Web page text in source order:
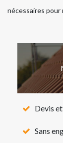
nécessaires pour
Devis
Sans